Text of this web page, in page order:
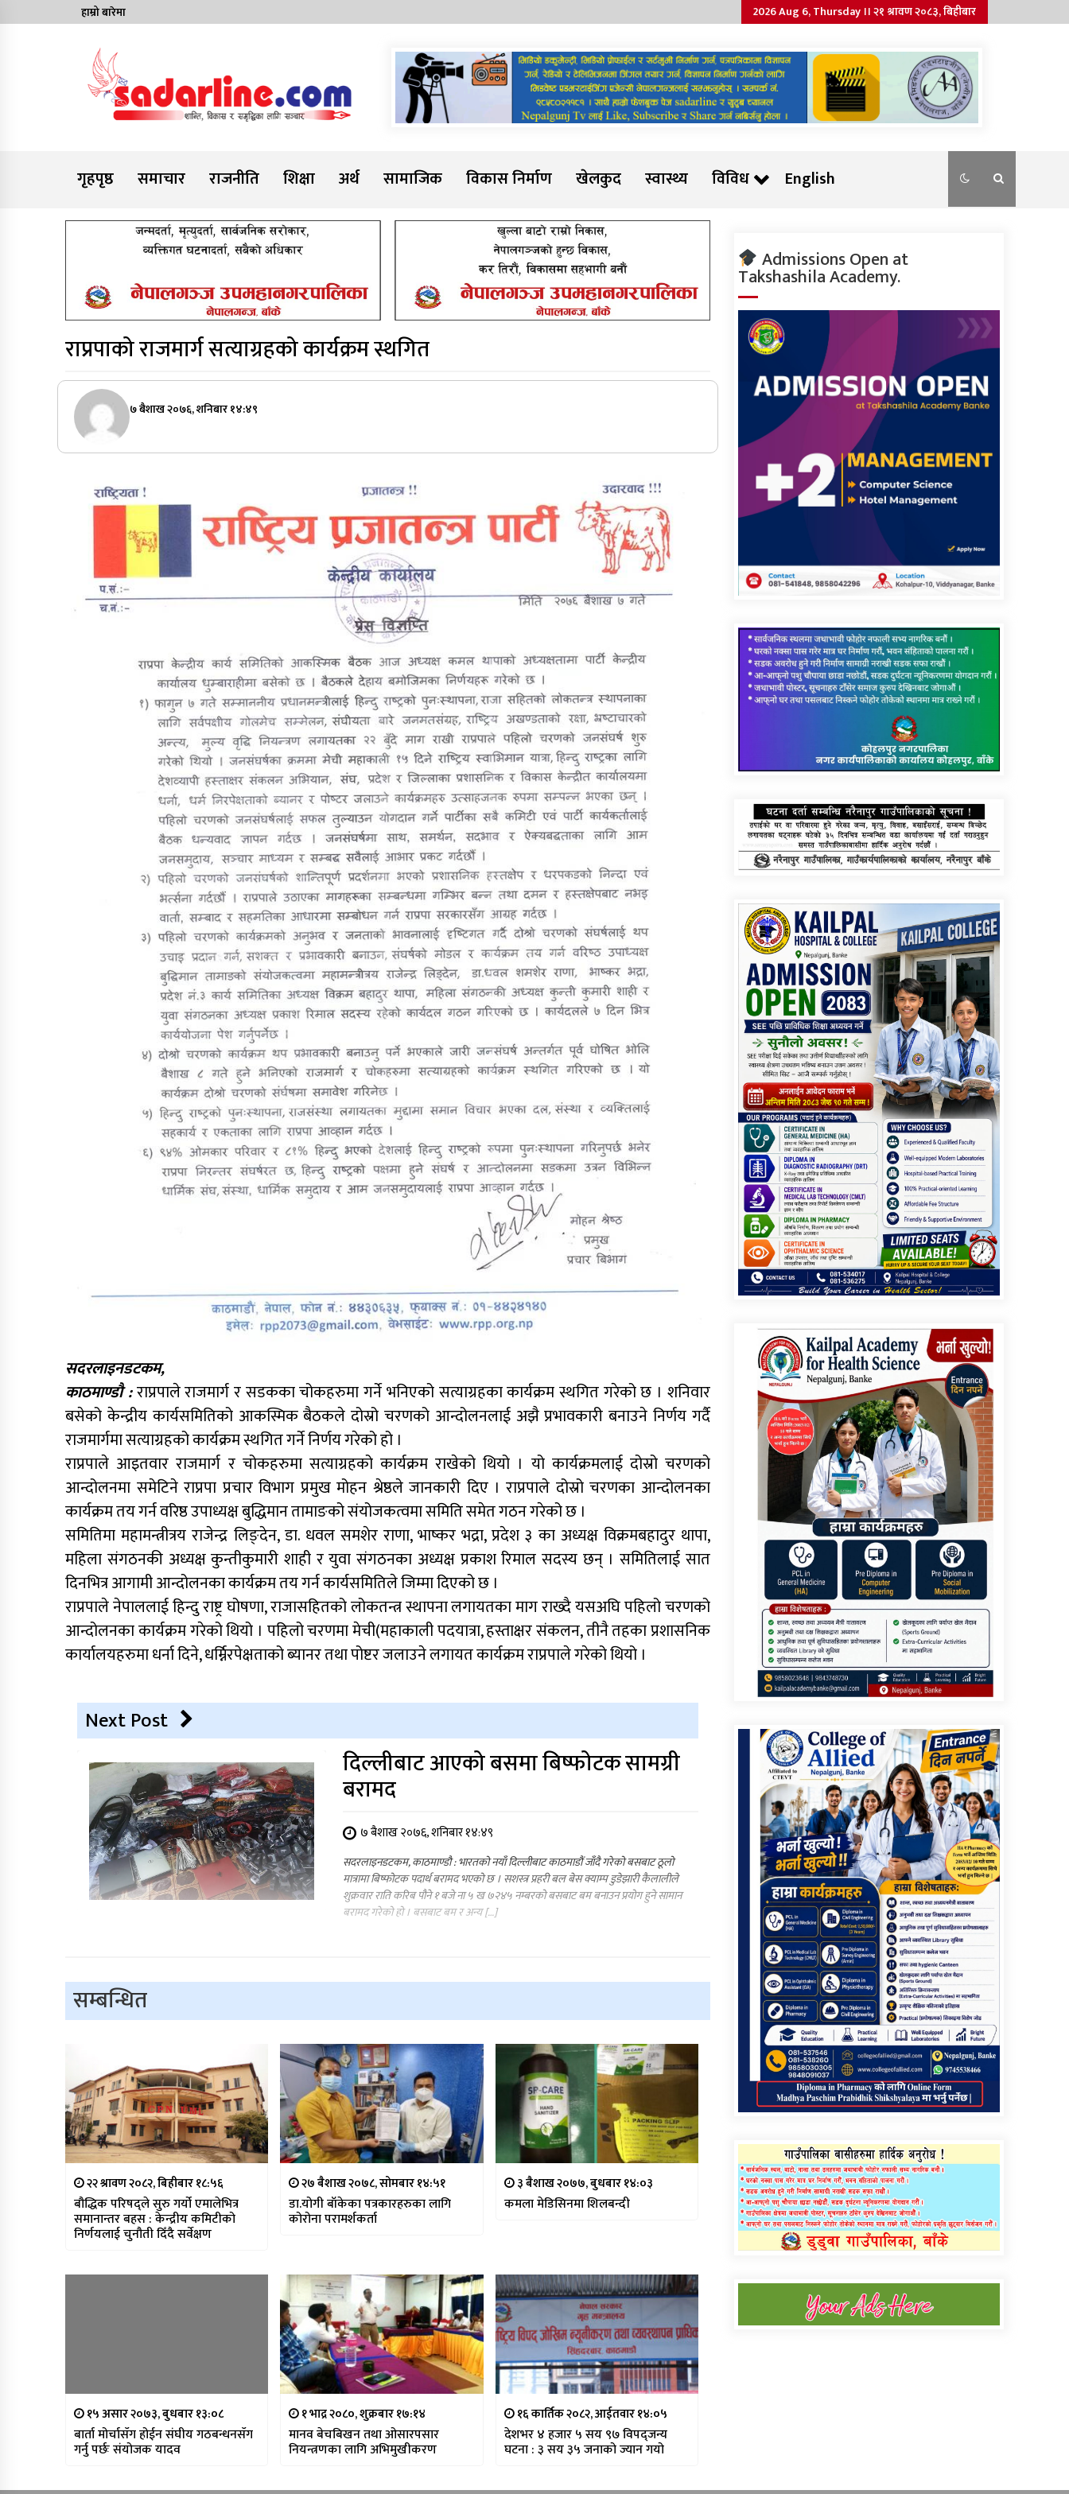
to
हाम्रो बारेमा 2026 Aug 6, Thursday ।। २१ श्रावण २०८३, बिहीबार
Sadarline
गृहपृष्ठ
समाचार राजनीति शिक्षा अर्थ सामाजिक विकास निर्माण खेलकुद स्वास्थ्य विविध English
राप्रपाको राजमार्ग सत्याग्रहको कार्यक्रम स्थगित
७ बैशाख २०७६, शनिबार १४:४९
सदरलाइनडटकम,
काठमाण्डौ :राप्रपाले राजमार्ग र सडकका चोकहरुमा गर्ने भनिएको सत्याग्रहका कार्यक्रम स्थगित गरेको छ । शनिवार
बसेको केन्द्रीय कार्यसमितिको आकस्मिक बैठकले दोस्रो चरणको आन्दोलनलाई अझै प्रभावकारी बनाउने निर्णय गर्दै
राजमार्गमा सत्याग्रहको कार्यक्रम स्थगित गर्ने निर्णय गरेको हो ।
राप्रपाले आइतवार राजमार्ग र चोकहरुमा सत्याग्रहको कार्यक्रम राखेको थियो । यो कार्यक्रमलाई दोस्रो चरणको
आन्दोलनमा समेटिने राप्रपा प्रचार विभाग प्रमुख मोहन श्रेष्ठले जानकारी दिए । राप्रपाले दोस्रो चरणका आन्दोलनका
कार्यक्रम तय गर्न वरिष्ठ उपाध्यक्ष बुद्धिमान तामाङको संयोजकत्वमा समिति समेत गठन गरेको छ ।
समितिमा महामन्त्रीत्रय राजेन्द्र लिङ्देन, डा. धवल समशेर राणा, भाष्कर भद्रा, प्रदेश ३ का अध्यक्ष विक्रमबहादुर थापा,
महिला संगठनकी अध्यक्ष कुन्तीकुमारी शाही र युवा संगठनका अध्यक्ष प्रकाश रिमाल सदस्य छन् । समितिलाई सात
दिनभित्र आगामी आन्दोलनका कार्यक्रम तय गर्न कार्यसमितिले जिम्मा दिएको छ ।
राप्रपाले नेपाललाई हिन्दु राष्ट्र घोषणा, राजासहितको लोकतन्त्र स्थापना लगायतका माग राख्दै यसअघि पहिलो चरणको
आन्दोलनका कार्यक्रम गरेको थियो । पहिलो चरणमा मेची(महाकाली पदयात्रा, हस्ताक्षर संकलन, तीनै तहका प्रशासनिक
कार्यालयहरुमा धर्ना दिने, धर्म्निरपेक्षताको ब्यानर तथा पोष्टर जलाउने लगायत कार्यक्रम राप्रपाले गरेको थियो ।
Next Post
दिल्लीबाट आएको बसमा बिष्फोटक सामग्री
बरामद
७ बैशाख २०७६, शनिबार १४:४९
सदरलाइनडटकम, काठमाण्डौ : भारतको नयाँ दिल्लीबाट काठमाडौं जाँदै गरेको बसबाट ठूलो
मात्रामा बिष्फोटक पदार्थ बरामद भएको छ । सशस्त्र प्रहरी बल बेस क्याम्प डुडेझारी कैलालीले
शुक्रवार राति करिब पौने १ बजे ना ५ ख ७२४५ नम्बरको बसबाट बम बनाउन प्रयोग हुने सामान
बरामद गरेको हो । बसबाट बम र अन्य […]
सम्बन्धित
२२ श्रावण २०८२, बिहीबार १८:५६
बौद्धिक परिषद्ले सुरु गर्यो एमालेभित्र
समानान्तर बहस : केन्द्रीय कमिटीको
निर्णयलाई चुनौती दिँदै सर्वेक्षण
२७ बैशाख २०७८, सोमबार १४:५१
डा.योगी बाँकेका पत्रकारहरुका लागि
कोरोना परामर्शकर्ता
३ बैशाख २०७७, बुधबार १४:०३
कमला मेडिसिनमा शिलबन्दी
१५ असार २०७३, बुधबार १३:०८
बार्ता मोर्चासँग होईन संघीय गठबन्धनसँग
गर्नु पर्छः संयोजक यादव
१ भाद्र २०८०, शुक्रबार १७:१४
मानव बेचबिखन तथा ओसारपसार
नियन्त्रणका लागि अभिमुखीकरण
१६ कार्तिक २०८२, आईतवार १४:०५
देशभर ४ हजार ५ सय ९७ विपद्जन्य
घटना : ३ सय ३५ जनाको ज्यान गयो
Admissions Open at
Takshashila Academy.